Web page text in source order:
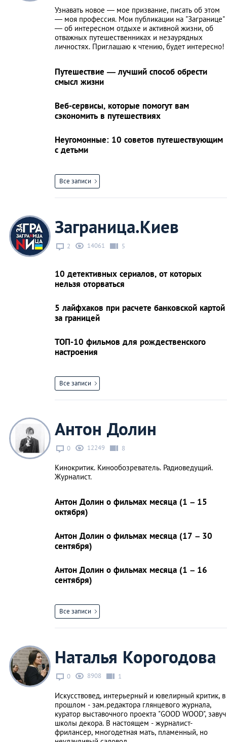
Узнавать новое — мое призвание, писать об этом
— моя профессия. Мои публикации на "Загранице"
— об интересном отдыхе и активной жизни, об
отважных путешественниках и незаурядных
личностях. Приглашаю к чтению, будет интересно!
Путешествие — лучший способ обрести
смысл жизни
Веб-сервисы, которые помогут вам
сэкономить в путешествиях
Неугомонные: 10 советов путешествующим
с детьми
Все записи
Заграница.Киев
2 14061 5
10 детективных сериалов, от которых
нельзя оторваться
5 лайфхаков при расчете банковской картой
за границей
ТОП-10 фильмов для рождественского
настроения
Все записи
Антон Долин
0 12249 8
Кинокритик. Кинообозреватель. Радиоведущий.
Журналист.
Антон Долин о фильмах месяца (1 – 15
октября)
Антон Долин о фильмах месяца (17 – 30
сентября)
Антон Долин о фильмах месяца (1 – 16
сентября)
Все записи
Наталья Корогодова
0 8908 1
Искусствовед, интерьерный и ювелирный критик, в
прошлом - зам.редактора глянцевого журнала,
куратор выставочного проекта "GOOD WOOD", завуч
школы декора. В настоящем - журналист-
фрилансер, многодетная мать, пламенный, но